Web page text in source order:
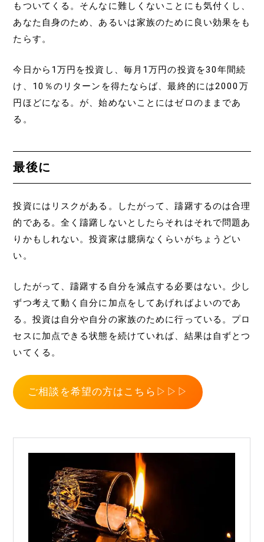
もついてくる。そんなに難しくないことにも気付くし、
あなた自身のため、あるいは家族のために良い効果をも
たらす。
今日から1万円を投資し、毎月1万円の投資を30年間続
け、10％のリターンを得たならば、最終的には2000万
円ほどになる。が、始めないことにはゼロのままであ
る。
最後に
投資にはリスクがある。したがって、躊躇するのは合理
的である。全く躊躇しないとしたらそれはそれで問題あ
りかもしれない。投資家は臆病なくらいがちょうどい
い。
したがって、躊躇する自分を減点する必要はない。少し
ずつ考えて動く自分に加点をしてあげればよいのであ
る。投資は自分や自分の家族のために行っている。プロ
セスに加点できる状態を続けていれば、結果は自ずとつ
いてくる。
ご相談を希望の方はこちら▷▷▷